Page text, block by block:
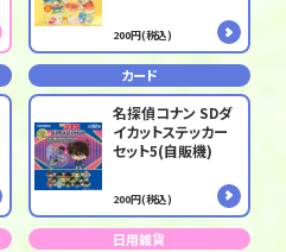
200円(税込)
カード
名探偵コナン SDダ
イカットステッカー
セット5(自販機)
200円(税込)
日用雑貨